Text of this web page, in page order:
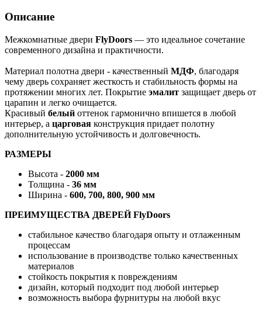
Описание
Межкомнатные двери FlyDoors — это идеальное сочетание
современного дизайна и практичности.
Материал полотна двери - качественный МДФ, благодаря
чему дверь сохраняет жесткость и стабильность формы на
протяжении многих лет. Покрытие эмалит защищает дверь от
царапин и легко очищается.
Красивый белый оттенок гармонично впишется в любой
интерьер, а царговая конструкция придает полотну
дополнительную устойчивость и долговечность.
РАЗМЕРЫ
Высота - 2000 мм
Толщина - 36 мм
Ширина - 600, 700, 800, 900 мм
ПРЕИМУЩЕСТВА ДВЕРЕЙ FlyDoors
стабильное качество благодаря опыту и отлаженным
процессам
использование в производстве только качественных
материалов
стойкость покрытия к повреждениям
дизайн, который подходит под любой интерьер
возможность выбора фурнитуры на любой вкус